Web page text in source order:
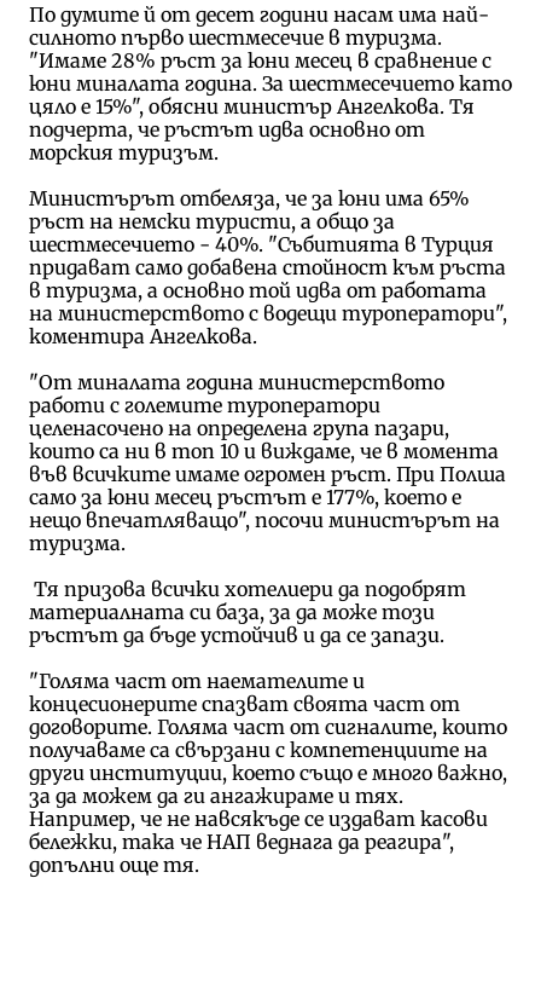
По думите й от десет години насам има най-
силното първо шестмесечие в туризма.
"Имаме 28% ръст за юни месец в сравнение с
юни миналата година. За шестмесечието като
цяло е 15%", обясни министър Ангелкова. Тя
подчерта, че ръстът идва основно от
морския туризъм.
Министърът отбеляза, че за юни има 65%
ръст на немски туристи, а общо за
шестмесечието - 40%. "Събитията в Турция
придават само добавена стойност към ръста
в туризма, а основно той идва от работата
на министерството с водещи туроператори",
коментира Ангелкова.
"От миналата година министерството
работи с големите туроператори
целенасочено на определена група пазари,
които са ни в топ 10 и виждаме, че в момента
във всичките имаме огромен ръст. При Полша
само за юни месец ръстът е 177%, което е
нещо впечатляващо", посочи министърът на
туризма.
Тя призова всички хотелиери да подобрят
материалната си база, за да може този
ръстът да бъде устойчив и да се запази.
"Голяма част от наемателите и
концесионерите спазват своята част от
договорите. Голяма част от сигналите, които
получаваме са свързани с компетенциите на
други институции, което също е много важно,
за да можем да ги ангажираме и тях.
Например, че не навсякъде се издават касови
бележки, така че НАП веднага да реагира",
допълни още тя.